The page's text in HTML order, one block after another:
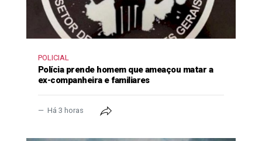
POLICIAL
Polícia prende homem que ameaçou matar a
ex-companheira e familiares
Há 3 horas